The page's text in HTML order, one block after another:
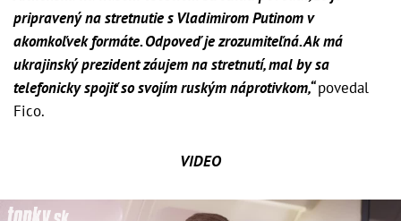
pripravený na stretnutie s Vladimirom Putinom v
akomkoľvek formáte. Odpoveď je zrozumiteľná. Ak má
ukrajinský prezident záujem na stretnutí, mal by sa
telefonicky spojiť so svojím ruským náprotivkom,“povedal
Fico.
VIDEO